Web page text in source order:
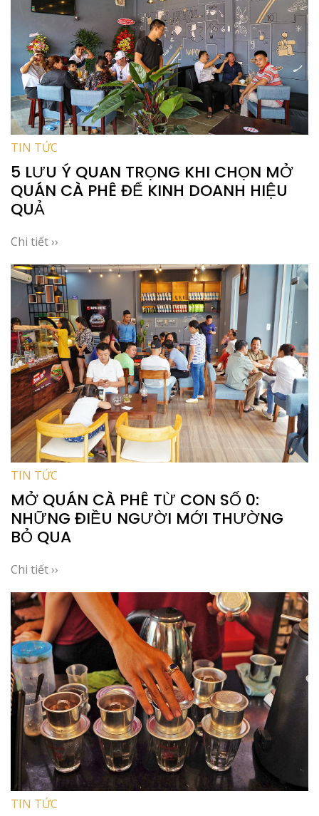
TIN TỨC
5 LƯU Ý QUAN TRỌNG KHI CHỌN MỞ
QUÁN CÀ PHÊ ĐỂ KINH DOANH HIỆU
QUẢ
Chi tiết ››
TIN TỨC
MỞ QUÁN CÀ PHÊ TỪ CON SỐ 0:
NHỮNG ĐIỀU NGƯỜI MỚI THƯỜNG
BỎ QUA
Chi tiết ››
TIN TỨC